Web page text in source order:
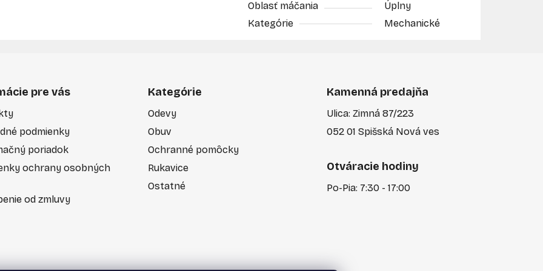
Oblasť máčania
Úplny
Kategórie
Mechanické
pre vás
podmienky
poriadok
ochrany osobných
od zmluvy
Kategórie
Odevy
Obuv
Ochranné pomôcky
Rukavice
Ostatné
Kamenná predajňa
Ulica: Zimná 87/223
052 01 Spišská Nová ves
Otváracie hodiny
Po-Pia: 7:30 - 17:00